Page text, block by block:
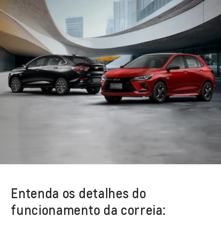
Entenda os detalhes do
funcionamento da correia: